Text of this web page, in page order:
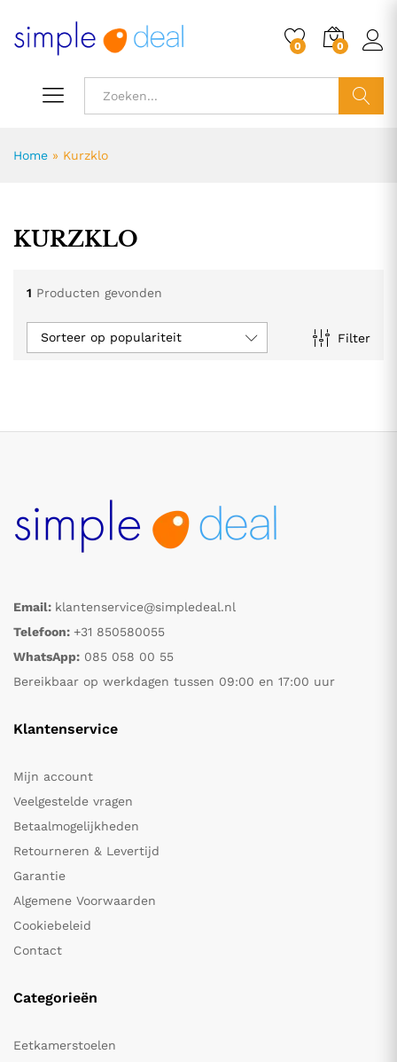
0 0
Home » Kurzklo
KURZKLO
1 Producten gevonden
Filter
Sorteer op populariteit
Email: klantenservice@simpledeal.nl
Telefoon: +31 850580055
WhatsApp: 085 058 00 55
Bereikbaar op werkdagen tussen 09:00 en 17:00 uur
Klantenservice
Mijn account
Veelgestelde vragen
Betaalmogelijkheden
Retourneren & Levertijd
Garantie
Algemene Voorwaarden
Cookiebeleid
Contact
Categorieën
Eetkamerstoelen